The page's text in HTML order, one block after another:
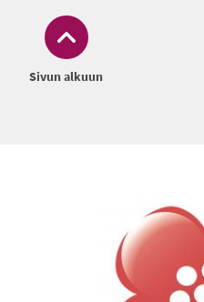
Sivun alkuun